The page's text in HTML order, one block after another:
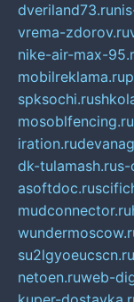
dveriland73.ru
vrema-zdorov.ru
nike-air-max-
mobilreklama.ru
spksochi.ru
mosoblfencing.ru
iration.ru
dk-tulamash.rus-
asoftdoc.ru
mudconnector.ru
su2lgyoeucscn.ru
netoen.ruweb-